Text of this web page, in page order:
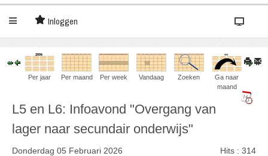
Inloggen
Per jaar Per maand Per week Vandaag Zoeken
Ga naar
maand
L5 en L6: Infoavond "Overgang van
lager naar secundair onderwijs"
Donderdag 05 Februari 2026 Hits: 314